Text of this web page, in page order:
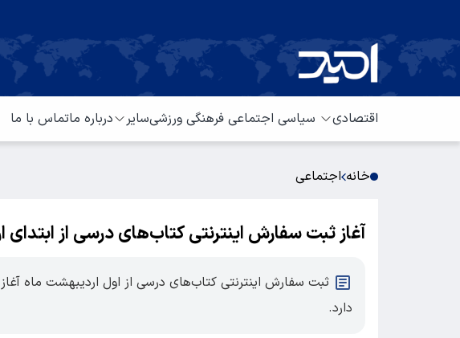
اقتصادی سیاسی اجتماعی فرهنگی ورزشیسایر درباره ماتماس با ما
خانه اجتماعی
آغاز ثبت سفارش اینترنتی کتاب‌های درسی از
ثبت سفارش اینترنتی کتاب‌های درسی از اول اردیبهشت ماه
دارد.